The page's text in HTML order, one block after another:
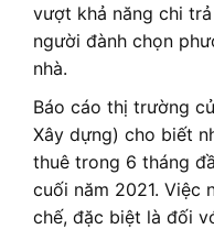
vượt khả năng chi
người đành chọn
nhà.
Báo cáo thị trường
Xây dựng) cho biết
thuê trong 6 tháng
cuối năm 2021. Việc
chế, đặc biệt là đối